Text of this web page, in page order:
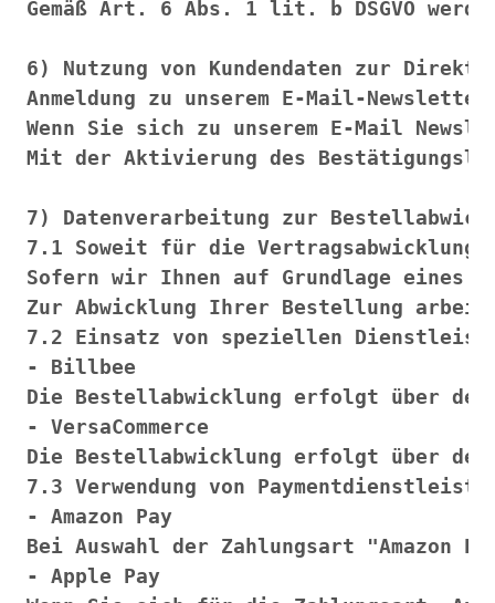
Instagram
Kranzliebe